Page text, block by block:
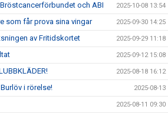
och ABI 2025-10-08 13:54
som får prova sina vingar 2025-09-30 14:25
av Fritidskortet 2025-09-29 11:18
2025-09-12 15:08
2025-08-18 16:12
i rörelse! 2025-08-13
2025-08-11 09:30